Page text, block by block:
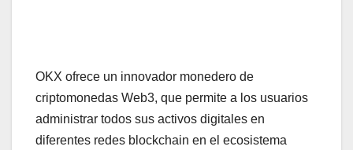
OKX ofrece un innovador monedero de
criptomonedas Web3, que permite a los usuarios
administrar todos sus activos digitales en
diferentes redes blockchain en el ecosistema